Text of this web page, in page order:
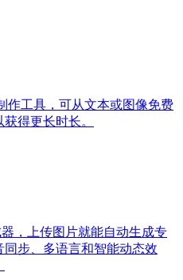
作工具，可从文本或图像免费
得更长时长。
，上传图片就能自动生成专
步、多语言和智能动态效